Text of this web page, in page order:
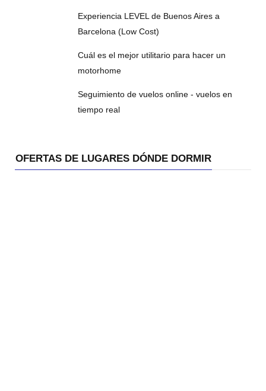
Experiencia LEVEL de Buenos Aires a
Barcelona (Low Cost)
Cuál es el mejor utilitario para hacer un
motorhome
Seguimiento de vuelos online - vuelos en
tiempo real
OFERTAS DE LUGARES DÓNDE DORMIR